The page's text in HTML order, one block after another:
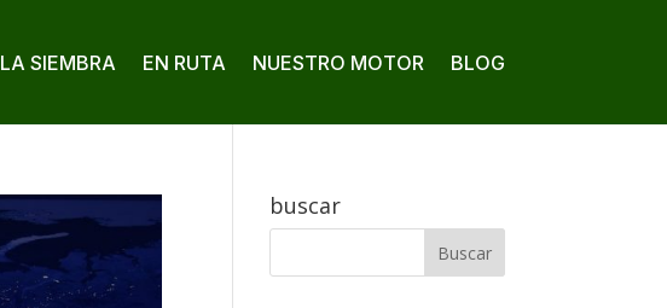
LA SIEMBRA EN RUTA NUESTRO MOTOR BLOG
buscar